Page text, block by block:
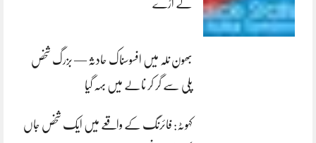
لے اڑے
بھون نلہ میں افسوسناک حادثہ — بزرگ شخص
پلی سے گر کر نالے میں بہہ گیا
کہوٹہ: فائرنگ کے واقعے میں ایک شخص جاں